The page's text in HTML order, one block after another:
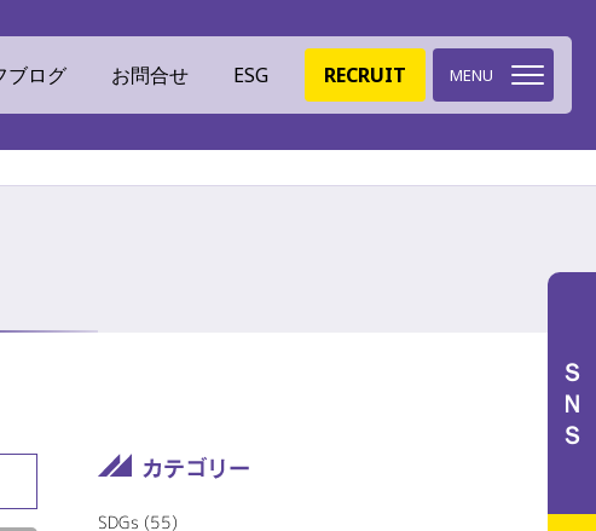
ム
ブログ お問合せ ESG RECRUIT MENU
特設サイト
ＳＮＳ
SDGs (55)